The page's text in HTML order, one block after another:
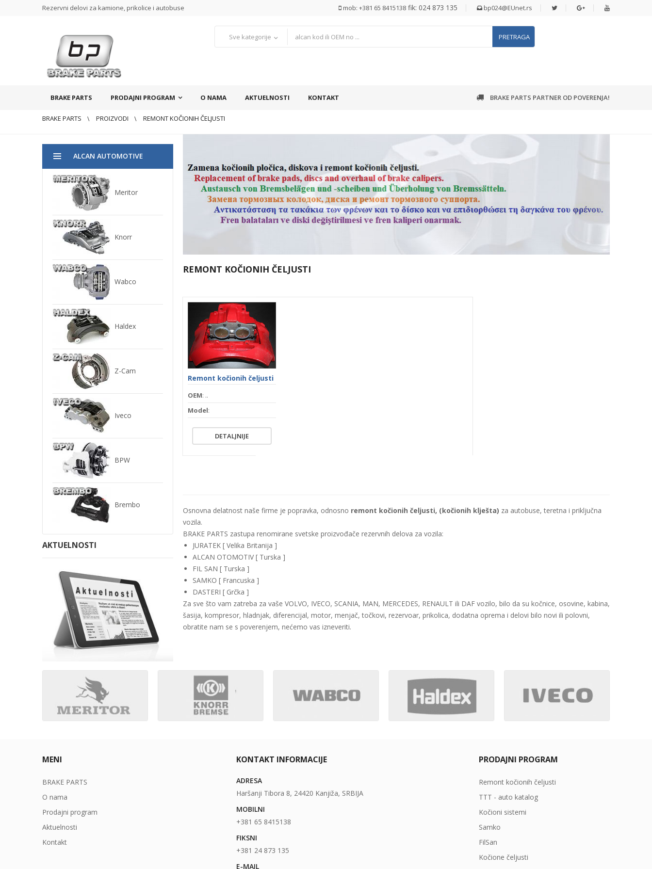
Rezervni delovi za kamione, prikolice i autobuse mob: +381 65 8415138 fik: 024 873 135 bp024@EUnet.rs
Sve kategorije PRETRAGA
BRAKE PARTS PRODAJNI PROGRAM O NAMA AKTUELNOSTI KONTAKT BRAKE PARTS PARTNER OD POVERENJA!
BRAKE PARTS PROIZVODI REMONT KOČIONIH ČELJUSTI
REMONT KOČIONIH ČELJUSTI
Remont kočionih čeljusti
OEM: ..
Model:
DETALJNIJE
Osnovna delatnost naše firme je popravka, odnosno remont kočionih čeljusti, (kočionih klješta) za autobuse, teretna i priključna
vozila.
BRAKE PARTS zastupa renomirane svetske proizvođače rezervnih delova za vozila:
JURATEK [ Velika Britanija ]
ALCAN OTOMOTIV [ Turska ]
FIL SAN [ Turska ]
SAMKO [ Francuska ]
DASTERI [ Grčka ]
Za sve što vam zatreba za vaše VOLVO, IVECO, SCANIA, MAN, MERCEDES, RENAULT ili DAF vozilo, bilo da su kočnice, osovine, kabina,
šasija, kompresor, hladnjak, diferencijal, motor, menjač, točkovi, rezervoar, prikolica, dodatna oprema i delovi bilo novi ili polovni,
obratite nam se s poverenjem, nećemo vas izneveriti.
ALCAN AUTOMOTIVE
Meritor
Knorr
Wabco
Haldex
Z-Cam
Iveco
BPW
Brembo
AKTUELNOSTI
MENI
BRAKE PARTS
O nama
Prodajni program
Aktuelnosti
Kontakt
KONTAKT INFORMACIJE
ADRESA
Haršanji Tibora 8, 24420 Kanjiža, SRBIJA
MOBILNI
+381 65 8415138
FIKSNI
+381 24 873 135
E-MAIL
PRODAJNI PROGRAM
Remont kočionih čeljusti
TTT - auto katalog
Kočioni sistemi
Samko
FilSan
Kočione čeljusti